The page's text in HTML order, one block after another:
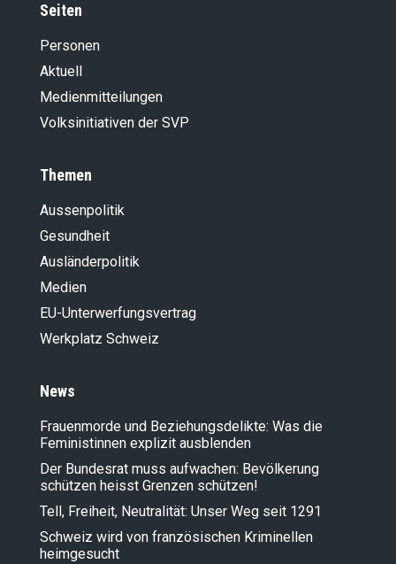
Seiten
Personen
Aktuell
Medienmitteilungen
Volksinitiativen der SVP
Themen
Aussenpolitik
Gesundheit
Ausländer­politik
Medien
EU-Unterwerfungsvertrag
Werkplatz Schweiz
News
Frauenmorde und Beziehungsdelikte: Was die
Feministinnen explizit ausblenden
Der Bundesrat muss aufwachen: Bevölkerung
schützen heisst Grenzen schützen!
Tell, Freiheit, Neutralität: Unser Weg seit 1291
Schweiz wird von französischen Kriminellen
heimgesucht